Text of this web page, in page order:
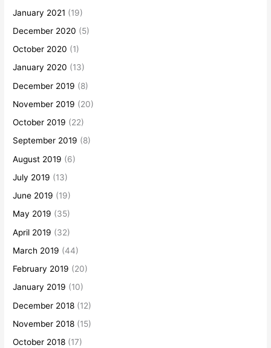
January 2021 (19)
December 2020 (5)
October 2020 (1)
January 2020 (13)
December 2019 (8)
November 2019 (20)
October 2019 (22)
September 2019 (8)
August 2019 (6)
July 2019 (13)
June 2019 (19)
May 2019 (35)
April 2019 (32)
March 2019 (44)
February 2019 (20)
January 2019 (10)
December 2018 (12)
November 2018 (15)
October 2018 (17)